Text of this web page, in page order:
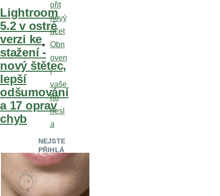
Lightroom
5.2 v ostré
verzi ke
stažení -
nový štětec,
lepší
odšumování
a 17 oprav
chyb
ořit
nový
účet
Obn
oven
í
vaše
ho
hesl
a
NEJSTE
PŘIHLÁ
ŠENI
Když se
zaregistr